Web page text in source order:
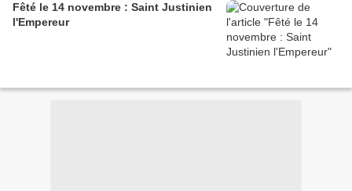
Fêté le 14 novembre : Saint Justinien
l'Empereur